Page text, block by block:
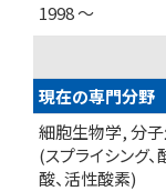
1998 ～
現在の専門分野
細胞生物学, 分子
(スプライシング
酸、活性酸素)